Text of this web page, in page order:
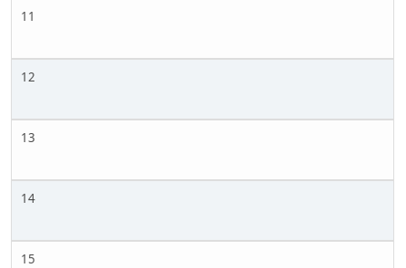
11
12
13
14
15